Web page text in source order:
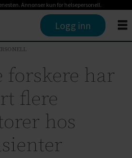
Annonser kun for helsepersonell.
Logg inn
forskere har
flere
hos